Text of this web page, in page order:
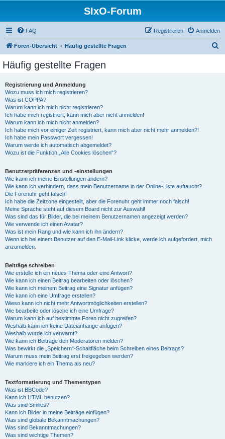
SIxO-Forum
FAQ Anmelden
Registrieren
Foren-Übersicht Häufig gestellte Fragen
Häufig gestellte Fragen
Registrierung und Anmeldung
Wozu muss ich mich registrieren?
Was ist COPPA?
Warum kann ich mich nicht registrieren?
Ich habe mich registriert, kann mich aber nicht anmelden!
Warum kann ich mich nicht anmelden?
Ich habe mich vor einiger Zeit registriert, kann mich aber nicht mehr anmelden?!
Ich habe mein Passwort vergessen!
Warum werde ich automatisch abgemeldet?
Wozu ist die Funktion „Alle Cookies löschen“?
Benutzerpräferenzen und -einstellungen
Wie kann ich meine Einstellungen ändern?
Wie kann ich verhindern, dass mein Benutzername in der Online-Liste auftaucht?
Die Forenuhr geht falsch!
Ich habe die Zeitzone eingestellt, aber die Forenuhr geht immer noch falsch!
Meine Sprache steht auf diesem Board nicht zur Auswahl!
Was sind das für Bilder, die bei meinem Benutzernamen angezeigt werden?
Wie verwende ich einen Avatar?
Was ist mein Rang und wie kann ich ihn ändern?
Wenn ich bei einem Benutzer auf den E-Mail-Link klicke, werde ich aufgefordert, mich
anzumelden.
Beiträge schreiben
Wie erstelle ich ein neues Thema oder eine Antwort?
Wie kann ich einen Beitrag bearbeiten oder löschen?
Wie kann ich meinem Beitrag eine Signatur anfügen?
Wie kann ich eine Umfrage erstellen?
Wieso kann ich nicht mehr Antwortmöglichkeiten erstellen?
Wie bearbeite oder lösche ich eine Umfrage?
Warum kann ich auf bestimmte Foren nicht zugreifen?
Weshalb kann ich keine Dateianhänge anfügen?
Weshalb wurde ich verwarnt?
Wie kann ich Beiträge den Moderatoren melden?
Was bewirkt die „Speichern“-Schaltfläche beim Schreiben eines Beitrags?
Warum muss mein Beitrag erst freigegeben werden?
Wie markiere ich ein Thema als neu?
Textformatierung und Thementypen
Was ist BBCode?
Kann ich HTML benutzen?
Was sind Smilies?
Kann ich Bilder in meine Beiträge einfügen?
Was sind globale Bekanntmachungen?
Was sind Bekanntmachungen?
Was sind wichtige Themen?